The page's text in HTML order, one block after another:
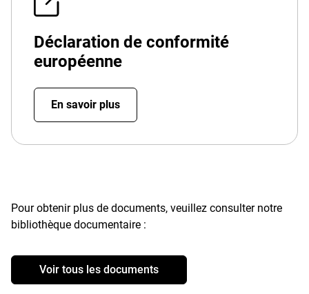
Déclaration de conformité
européenne
En savoir plus
Pour obtenir plus de documents, veuillez consulter notre
bibliothèque documentaire :
Voir tous les documents